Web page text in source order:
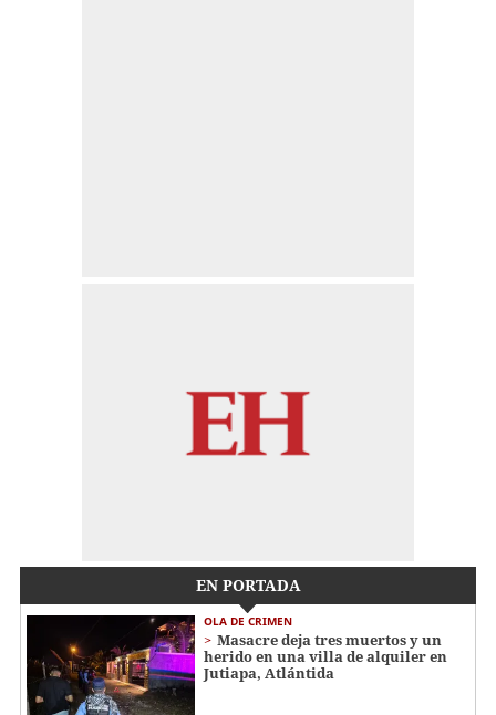
EN PORTADA
OLA DE CRIMEN
Masacre deja tres muertos y un
herido en una villa de alquiler en
Jutiapa, Atlántida